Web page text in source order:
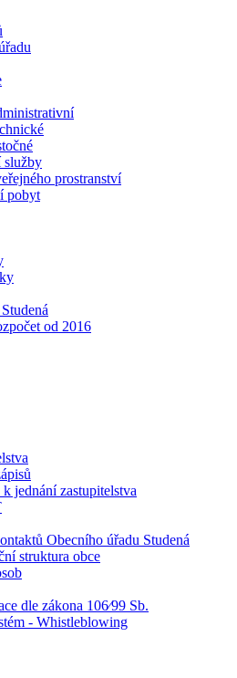
prostranství
pobyt
od 2016
jednání zastupitelstva
Obecního úřadu Studená
struktura obce
dle zákona 106⁄99 Sb.
- Whistleblowing